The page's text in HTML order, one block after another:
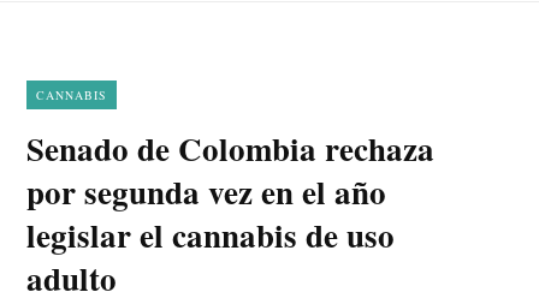
CANNABIS
Senado de Colombia rechaza
por segunda vez en el año
legislar el cannabis de uso
adulto